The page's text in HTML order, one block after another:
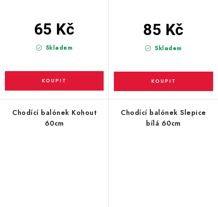
Skladem
65 Kč
Skladem
85 Kč
Chodící balónek Kohout
60cm
Chodící balónek Slepice
bílá 60cm